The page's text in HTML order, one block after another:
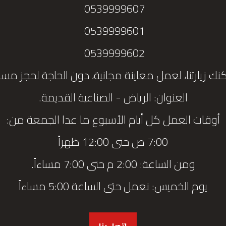
0539999607
0539999601
0539999602
زيارتنا، لعمل معاينة مجانية، دون الحاجة لحجز
العنوان: الرياض - الصناعية القديمة.
أوقات العمل كل أيام الأسبوع ما عدا الجمعة من:
7:00 ص حتى 12:00 ظهراً
ومن الساعة: 2:00 م حتى 7:00 مساءاً.
يوم الخميس: نعمل حتى الساعة 5:00 مساءاً